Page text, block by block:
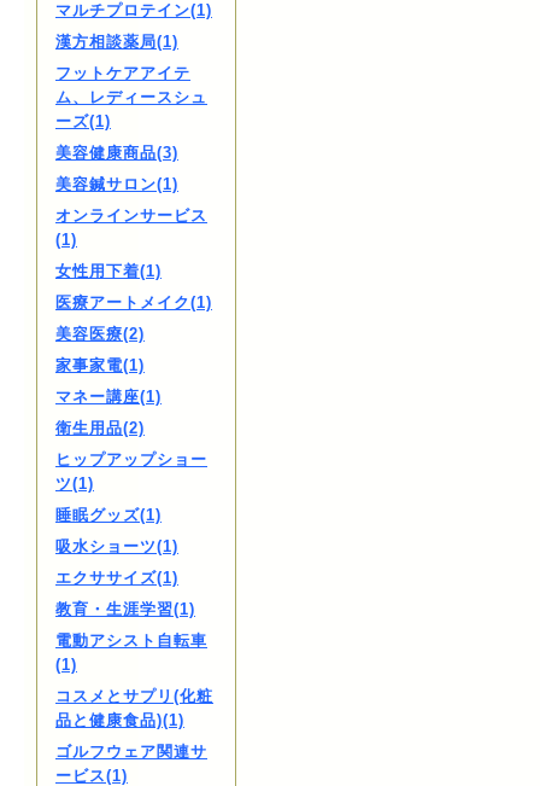
マルチプロテイン(1)
漢方相談薬局(1)
フットケアアイテ
ム、レディースシュ
ーズ(1)
美容健康商品(3)
美容鍼サロン(1)
オンラインサービス
(1)
女性用下着(1)
医療アートメイク(1)
美容医療(2)
家事家電(1)
マネー講座(1)
衛生用品(2)
ヒップアップショー
ツ(1)
睡眠グッズ(1)
吸水ショーツ(1)
エクササイズ(1)
教育・生涯学習(1)
電動アシスト自転車
(1)
コスメとサプリ(化粧
品と健康食品)(1)
ゴルフウェア関連サ
ービス(1)